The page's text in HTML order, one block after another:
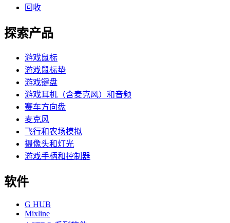
回收
探索产品
游戏鼠标
游戏鼠标垫
游戏键盘
游戏耳机（含麦克风）和音频
赛车方向盘
麦克风
飞行和农场模拟
摄像头和灯光
游戏手柄和控制器
软件
G HUB
Mixline